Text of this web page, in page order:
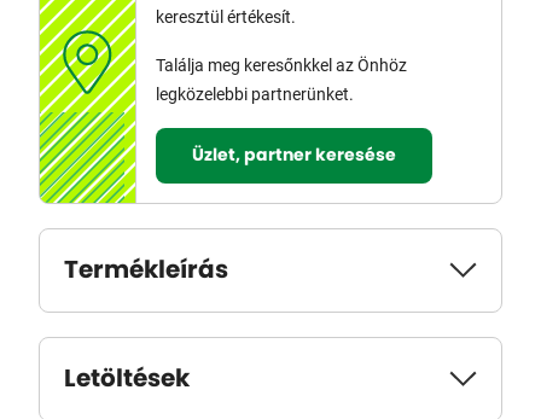
keresztül értékesít.
Találja meg keresőnkkel az Önhöz
legközelebbi partnerünket.
Üzlet, partner keresése
Termékleírás
Letöltések